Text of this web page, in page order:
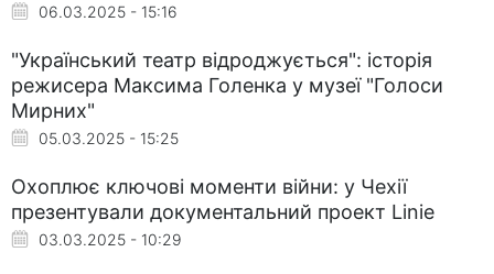
06.03.2025 - 15:16
"Український театр відроджується": історія
режисера Максима Голенка у музеї "Голоси
Мирних"
05.03.2025 - 15:25
Охоплює ключові моменти війни: у Чехії
презентували документальний проект Linie
03.03.2025 - 10:29